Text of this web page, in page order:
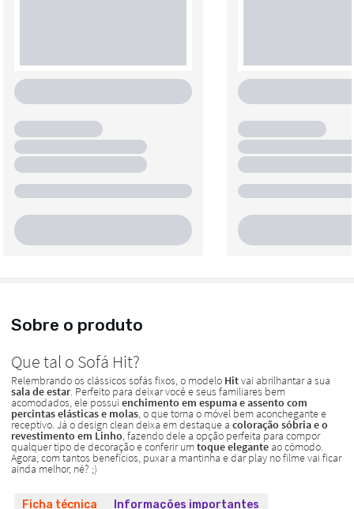
Sobre o produto
Ficha técnica Informações importantes